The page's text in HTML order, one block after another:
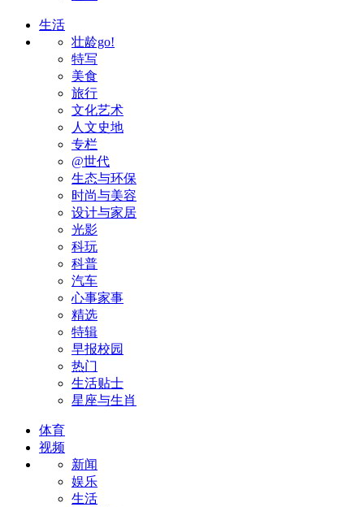
生活
壮龄go!
特写
美食
旅行
文化艺术
人文史地
专栏
@世代
生态与环保
时尚与美容
设计与家居
光影
科玩
科普
汽车
心事家事
精选
特辑
早报校园
热门
生活贴士
星座与生肖
体育
视频
新闻
娱乐
生活